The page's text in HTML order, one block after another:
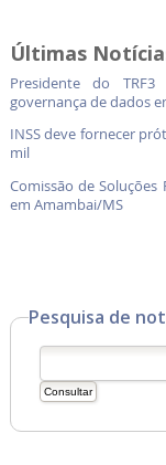
Últimas
Presidente do
governança de dados
INSS deve fornecer
mil
Comissão de
em Amambai/MS
Pesquisa de